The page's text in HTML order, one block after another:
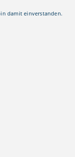
damit einverstanden.